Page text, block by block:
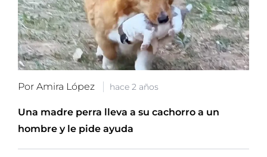
Por Amira López hace 2 años
Una madre perra lleva a su cachorro a un
hombre y le pide ayuda